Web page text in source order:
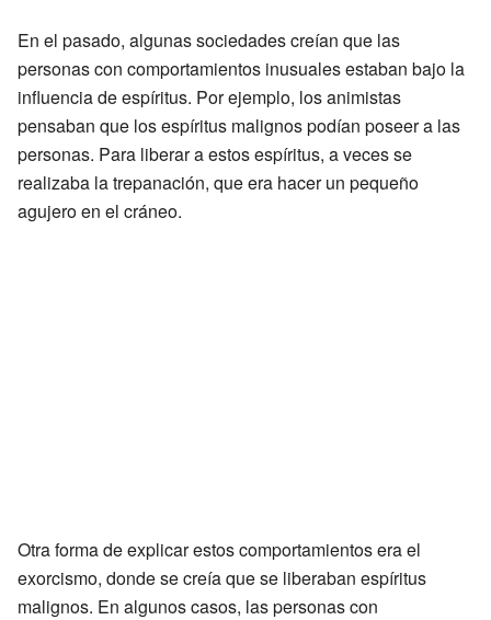
En el pasado, algunas sociedades creían que las
personas con comportamientos inusuales estaban bajo la
influencia de espíritus. Por ejemplo, los animistas
pensaban que los espíritus malignos podían poseer a las
personas. Para liberar a estos espíritus, a veces se
realizaba la trepanación, que era hacer un pequeño
agujero en el cráneo.
Otra forma de explicar estos comportamientos era el
exorcismo, donde se creía que se liberaban espíritus
malignos. En algunos casos, las personas con